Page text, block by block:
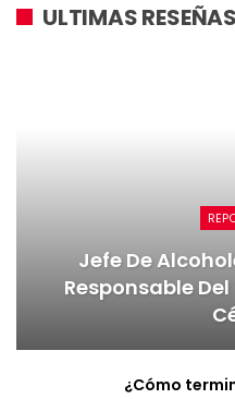
ULTIMAS RESEÑAS
Jefe De
Responsable
¿Cómo